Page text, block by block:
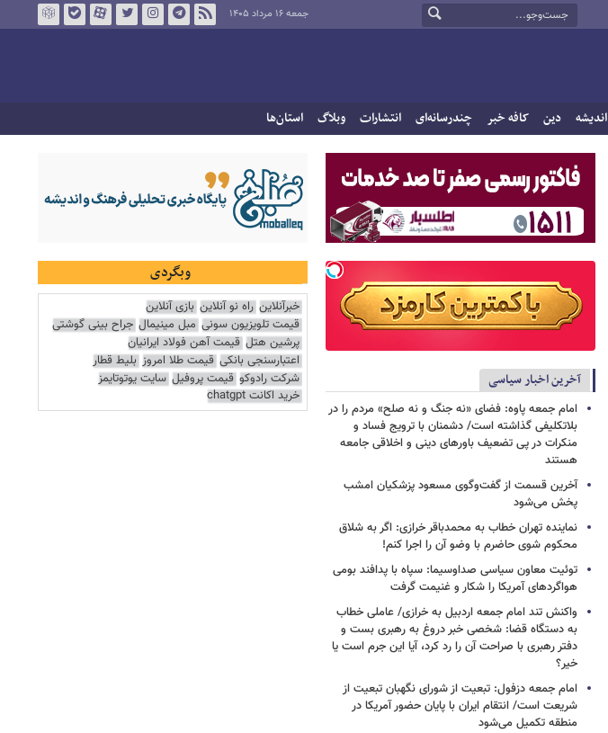
جمعه ۱۶ مرداد ۱۴۰۵
اندیشه دین کافه خبر چندرسانه‌ای انتشارات وبلاگ استان‌ها
آخرین اخبار سیاسی
امام جمعه پاوه: فضای «نه جنگ و نه صلح» مردم را در
بلاتکلیفی گذاشته است/ دشمنان با ترویج فساد و
منکرات در پی تضعیف باورهای دینی و اخلاقی جامعه
هستند
آخرین قسمت از گفت‌وگوی مسعود پزشکیان امشب
پخش می‌شود
نماینده تهران خطاب به محمدباقر خرازی: اگر به شلاق
محکوم شوی حاضرم با وضو آن را اجرا کنم!
توئیت معاون سیاسی صداوسیما: سپاه با پدافند بومی
هواگردهای آمریکا را شکار و غنیمت گرفت
واکنش تند امام جمعه اردبیل به خرازی/ عاملی خطاب
به دستگاه قضا: شخصی خبر دروغ به رهبری بست و
دفتر رهبری با صراحت آن را رد کرد، آیا این جرم است یا
خیر؟
امام جمعه دزفول: تبعیت از شورای نگهبان تبعیت از
شریعت است/ انتقام ایران با پایان حضور آمریکا در
منطقه تکمیل می‌شود
وبگردی
خبرآنلاین راه نو آنلاین بازی آنلاین
قیمت تلویزیون سونی مبل مینیمال جراح بینی گوشتی
پرشین هتل قیمت آهن فولاد ایرانیان
اعتبارسنجی بانکی قیمت طلا امروز بلیط قطار
شرکت رادوکو قیمت پروفیل سایت یوتوتایمز
خرید اکانت chatgpt